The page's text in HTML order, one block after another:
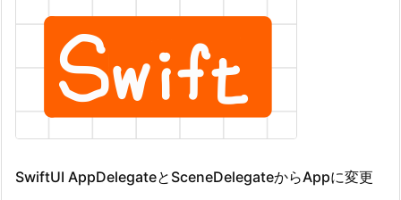
SwiftUI AppDelegateとSceneDelegateからAppに変更